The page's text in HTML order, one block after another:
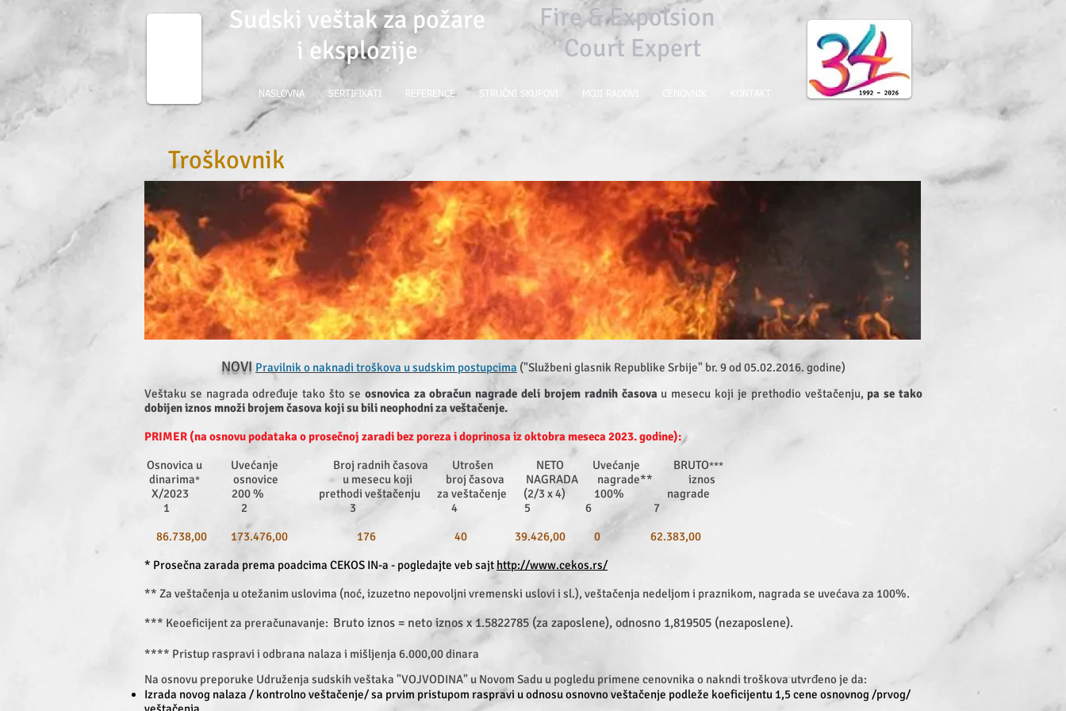
Sudski veštak za požare
i eksplozije
Fire & Expolsion
Court Expert
NASLOVNA SERTIFIKATI REFERENCE STRUČNI SKUPOVI MOJI RADOVI
Troškovnik
NOVI Pravilnik o naknadi troškova u sudskim postupcima ("Službeni glasnik Republike Srbije" br. 9 od 05.02.2016. godine)
Veštaku se nagrada određuje tako što se osnovica za obračun nagrade deli brojem radnih časova u mesecu koji je prethodio veštačenju, pa se tako
dobijen iznos množi brojem časova koji su bili neophodni za veštačenje.
PRIMER (na osnovu podataka o prosečnoj zaradi bez poreza i doprinosa iz oktobra meseca 2023. godine):
Osnovica u Uvećanje Broj radnih časova Utrošen NETO Uvećanje BRUTO***
dinarima*
osnovice u mesecu koji broj časova NAGRADA nagrade** iznos
X/2023 200 % prethodi veštačenju za veštačenje (2/3 x 4) 100% nagrade
1 2 3 4 5 6 7
86.738,00 173.476,00 176 40 39.426,00 0 62.383,00
* Prosečna zarada prema poadcima CEKOS IN-a - pogledajte veb sajt http://www.cekos.rs/
** Za veštačenja u otežanim uslovima (noć, izuzetno nepovoljni vremenski uslovi i sl.), veštačenja nedeljom i praznikom, nagrada se uvećava za 100%.
*** Keoeficijent za preračunavanje: Bruto iznos = neto iznos x 1.5822785 (za zaposlene), odnosno 1,819505 (nezaposlene).
**** Pristup raspravi i odbrana nalaza i mišljenja 6.000,00 dinara
Na osnovu preporuke Udruženja sudskih veštaka "VOJVODINA" u Novom Sadu u pogledu primene cenovnika o nakndi troškova utvrđeno je da:
Izrada novog nalaza / kontrolno veštačenje/ sa prvim pristupom raspravi u odnosu osnovno veštačenje podleže koeficijentu 1,5 cene osnovnog /prvog/